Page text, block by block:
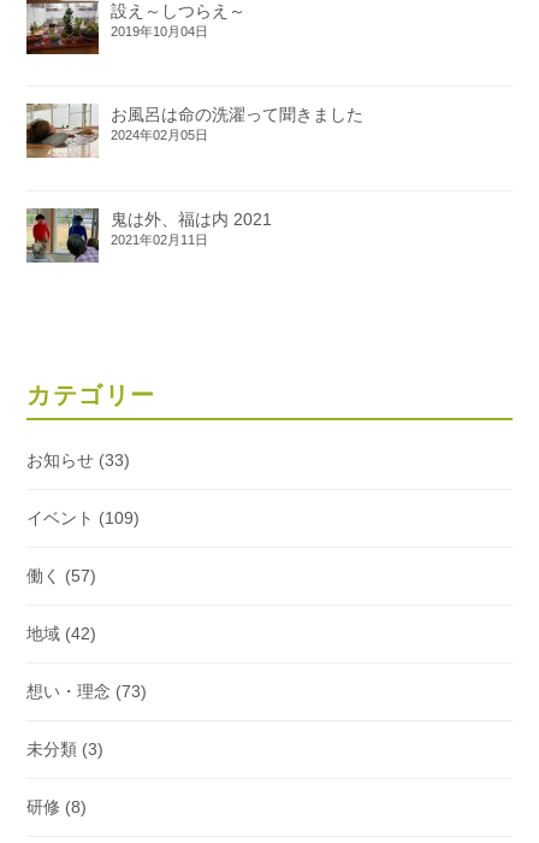
設え～しつらえ～
2019年10月04日
お風呂は命の洗濯って聞きました
2024年02月05日
鬼は外、福は内 2021
2021年02月11日
カテゴリー
お知らせ (33)
イベント (109)
働く (57)
地域 (42)
想い・理念 (73)
未分類 (3)
研修 (8)